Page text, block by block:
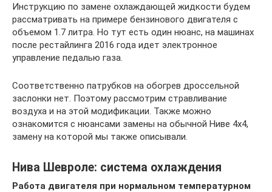
Инструкцию по замене охлаждающей жидкости будем
рассматривать на примере бензинового двигателя с
объемом 1.7 литра. Но тут есть один нюанс, на машинах
после рестайлинга 2016 года идет электронное
управление педалью газа.
Соответственно патрубков на обогрев дроссельной
заслонки нет. Поэтому рассмотрим стравливание
воздуха и на этой модификации. Также можно
ознакомится с нюансами замены на обычной Ниве 4х4,
замену на которой мы также описывали.
Нива Шевроле: система охлаждения
Работа двигателя при нормальном температурном